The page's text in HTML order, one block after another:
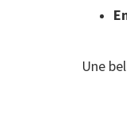
Une